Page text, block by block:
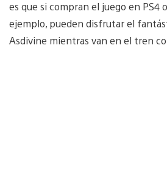
es que si compran el juego en PS4
ejemplo, pueden disfrutar el
Asdivine mientras van en el tren